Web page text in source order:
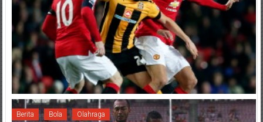
Berita Bola Olahraga